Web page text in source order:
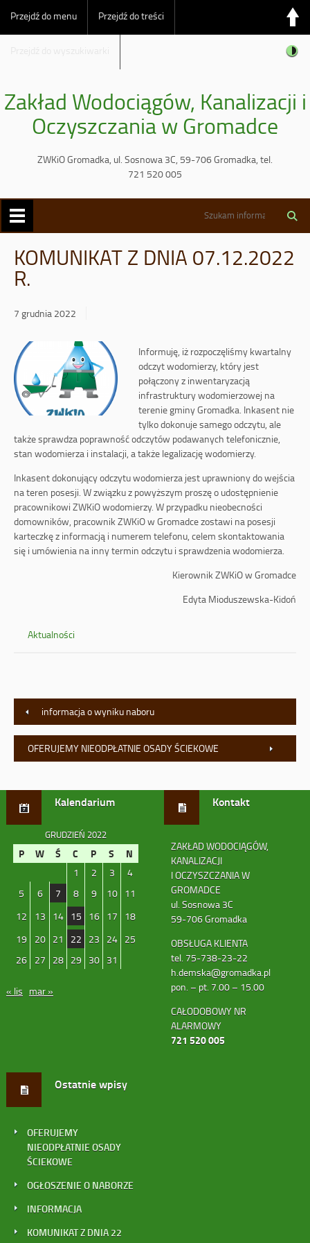
Przejdź do menu Przejdź do treści
Zakład Wodociągów, Kanalizacji i
Oczyszczania w Gromadce
ZWKiO Gromadka, ul. Sosnowa 3C, 59-706 Gromadka, tel.
721 520 005
KOMUNIKAT Z DNIA 07.12.2022
R.
7 grudnia 2022
Informuję, iż rozpoczęliśmy kwartalny
odczyt wodomierzy, który jest
połączony z inwentaryzacją
infrastruktury wodomierzowej na
terenie gminy Gromadka. Inkasent nie
tylko dokonuje samego odczytu, ale
także sprawdza poprawność odczytów podawanych telefonicznie,
stan wodomierza i instalacji, a także legalizację wodomierzy.
Inkasent dokonujący odczytu wodomierza jest uprawniony do wejścia
na teren posesji. W związku z powyższym proszę o udostępnienie
pracownikowi ZWKiO wodomierzy. W przypadku nieobecności
domowników, pracownik ZWKiO w Gromadce zostawi na posesji
karteczkę z informacją i numerem telefonu, celem skontaktowania
się i umówienia na inny termin odczytu i sprawdzenia wodomierza.
Kierownik ZWKiO w Gromadce
Edyta Mioduszewska-Kidoń
Aktualności
informacja o wyniku naboru
OFERUJEMY NIEODPŁATNIE OSADY ŚCIEKOWE
Kalendarium
GRUDZIEŃ 2022
P W Ś C P S N
1 2 3
4
5
6 7 8 9 10
11
12
13 14 15 16 17
18
19
20 21 22 23 24
25
26
27 28 29 30 31
« lis mar »
Kontakt
ZAKŁAD WODOCIĄGÓW,
KANALIZACJI
I OCZYSZCZANIA W
GROMADCE
ul. Sosnowa 3C
59-706 Gromadka
OBSŁUGA KLIENTA
tel. 75-738-23-22
h.demska@gromadka.pl
pon. – pt. 7.00 – 15.00
CAŁODOBOWY NR
ALARMOWY
721 520 005
Ostatnie wpisy
OFERUJEMY
NIEODPŁATNIE OSADY
ŚCIEKOWE
OGŁOSZENIE O NABORZE
INFORMACJA
KOMUNIKAT Z DNIA 22